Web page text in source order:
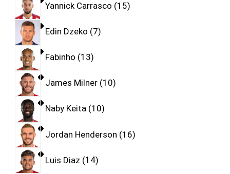
Yannick Carrasco 15
Edin Dzeko 7
Fabinho 13
James Milner 10
Naby Keita 10
Jordan Henderson 16
Luis Diaz 14